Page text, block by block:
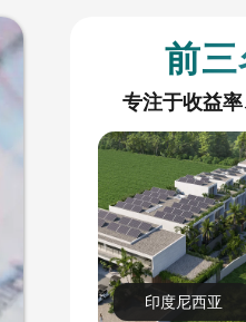
前三
专注于收益
印度尼西亚